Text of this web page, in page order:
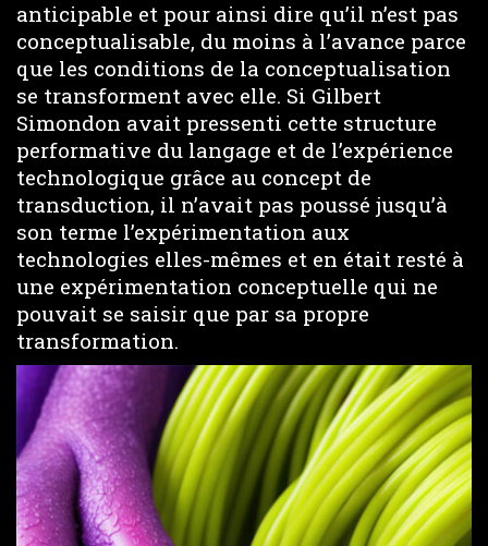
anticipable et pour ainsi dire qu’il n’est pas
conceptualisable, du moins à l’avance parce
que les conditions de la conceptualisation
se transforment avec elle. Si Gilbert
Simondon avait pressenti cette structure
performative du langage et de l’expérience
technologique grâce au concept de
transduction, il n’avait pas poussé jusqu’à
son terme l’expérimentation aux
technologies elles-mêmes et en était resté à
une expérimentation conceptuelle qui ne
pouvait se saisir que par sa propre
transformation.